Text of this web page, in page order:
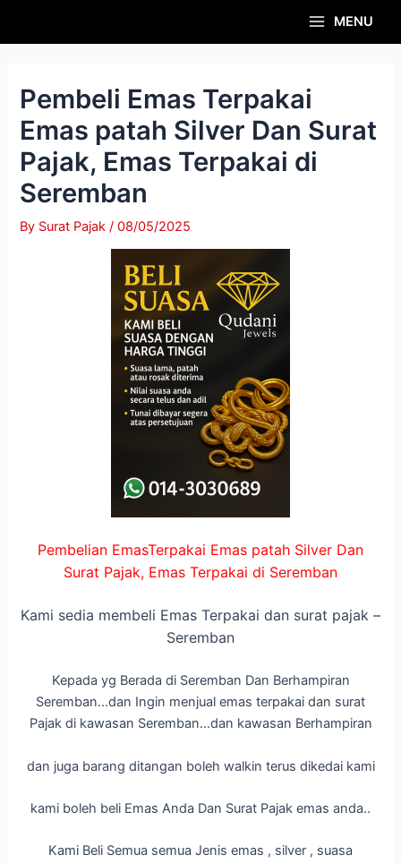
MainMENU
Pembeli Emas Terpakai
Emas patah Silver Dan Surat
Pajak, Emas Terpakai di
Seremban
By Surat Pajak/08/05/2025
Pembelian EmasTerpakai Emas patah Silver Dan
Surat Pajak, Emas Terpakai di Seremban
Kami sedia membeli Emas Terpakai dan surat pajak –
Seremban
Kepada yg Berada di Seremban Dan Berhampiran
Seremban…dan Ingin menjual emas terpakai dan surat
Pajak di kawasan Seremban…dan kawasan Berhampiran
dan juga barang ditangan boleh walkin terus dikedai kami
kami boleh beli Emas Anda Dan Surat Pajak emas anda..
Kami Beli Semua semua Jenis emas , silver , suasa